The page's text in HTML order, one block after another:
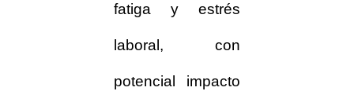
fatiga y estrés
laboral, con
potencial impacto